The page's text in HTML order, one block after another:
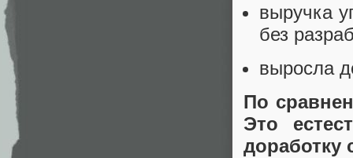
выручка
без
выросла
По
Это
доработку